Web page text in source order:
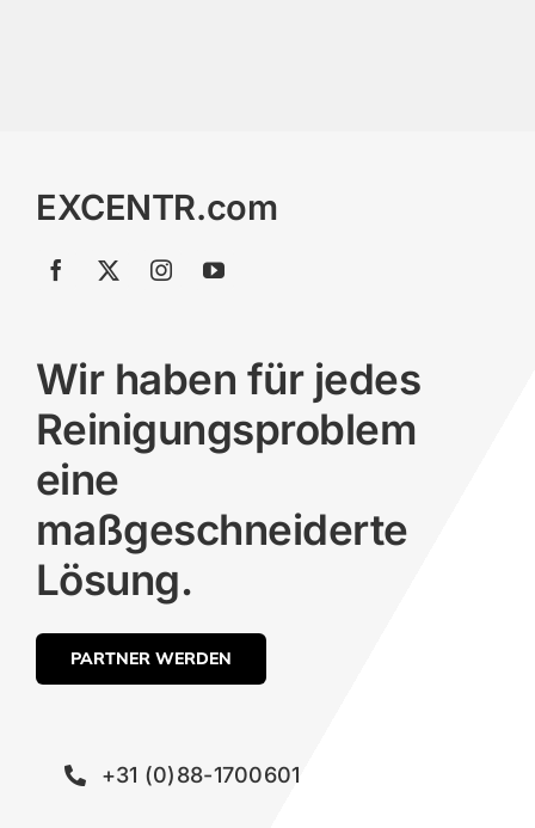
EXCENTR.com
Wir haben für jedes
Reinigungsproblem
eine
maßgeschneiderte
Lösung.
PARTNER WERDEN
+31 (0)88-1700601